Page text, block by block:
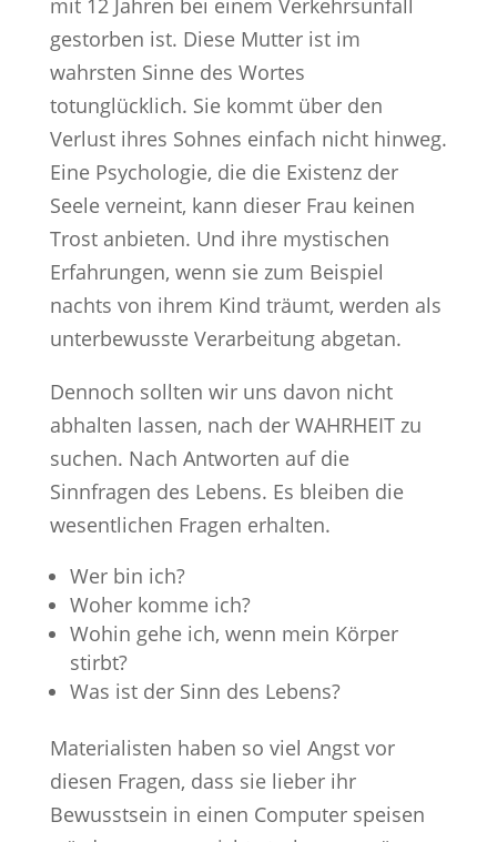
mit 12 Jahren bei einem Verkehrsunfall
gestorben ist. Diese Mutter ist im
wahrsten Sinne des Wortes
totunglücklich. Sie kommt über den
Verlust ihres Sohnes einfach nicht hinweg.
Eine Psychologie, die die Existenz der
Seele verneint, kann dieser Frau keinen
Trost anbieten. Und ihre mystischen
Erfahrungen, wenn sie zum Beispiel
nachts von ihrem Kind träumt, werden als
unterbewusste Verarbeitung abgetan.
Dennoch sollten wir uns davon nicht
abhalten lassen, nach der WAHRHEIT zu
suchen. Nach Antworten auf die
Sinnfragen des Lebens. Es bleiben die
wesentlichen Fragen erhalten.
Wer bin ich?
Woher komme ich?
Wohin gehe ich, wenn mein Körper
stirbt?
Was ist der Sinn des Lebens?
Materialisten haben so viel Angst vor
diesen Fragen, dass sie lieber ihr
Bewusstsein in einen Computer speisen